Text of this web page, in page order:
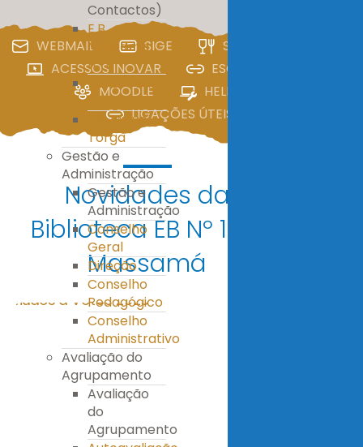
Contactos)
E.B.
Massamá
nº 1
E.B. D. Pedro
IV
E.S. Miguel
Torga
Gestão e
Administração
Gestão e
Administração
Conselho
Geral
Direção
Conselho
Pedagógico
Conselho
Administrativo
Avaliação do
Agrupamento
Avaliação
do
Agrupamento
WEBMAIL SIGE SIGA
ACESSOS INOVAR
ESCOLA DIGITAL
MOODLE
HELPDESK
LIGAÇÕES ÚTEIS
Novidades da
Biblioteca EB Nº 1 de
Massamá